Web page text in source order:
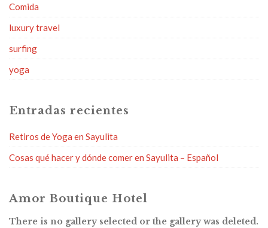
Comida
luxury travel
surfing
yoga
Entradas recientes
Retiros de Yoga en Sayulita
Cosas qué hacer y dónde comer en Sayulita – Español
Amor Boutique Hotel
There is no gallery selected or the gallery was deleted.